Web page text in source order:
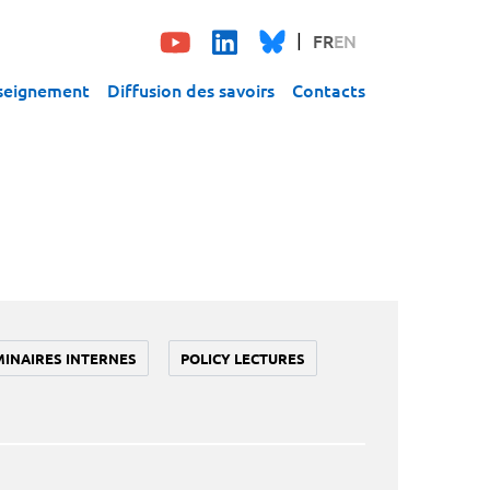
FREN
Diffusion des savoirs Contacts
INTERNES POLICY LECTURES